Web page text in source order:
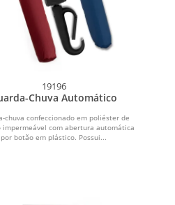
19196
Chuva Automático
chuva confeccionado em poliéster de
impermeável com abertura automática
por botão em plástico. Possui...